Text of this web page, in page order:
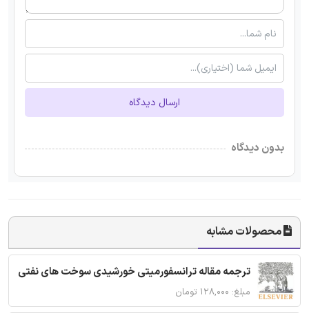
ارسال دیدگاه
بدون دیدگاه
محصولات مشابه
ترجمه مقاله ترانسفورمیتی خورشیدی سوخت های نفتی
مبلغ: ۱۲۸,۰۰۰ تومان